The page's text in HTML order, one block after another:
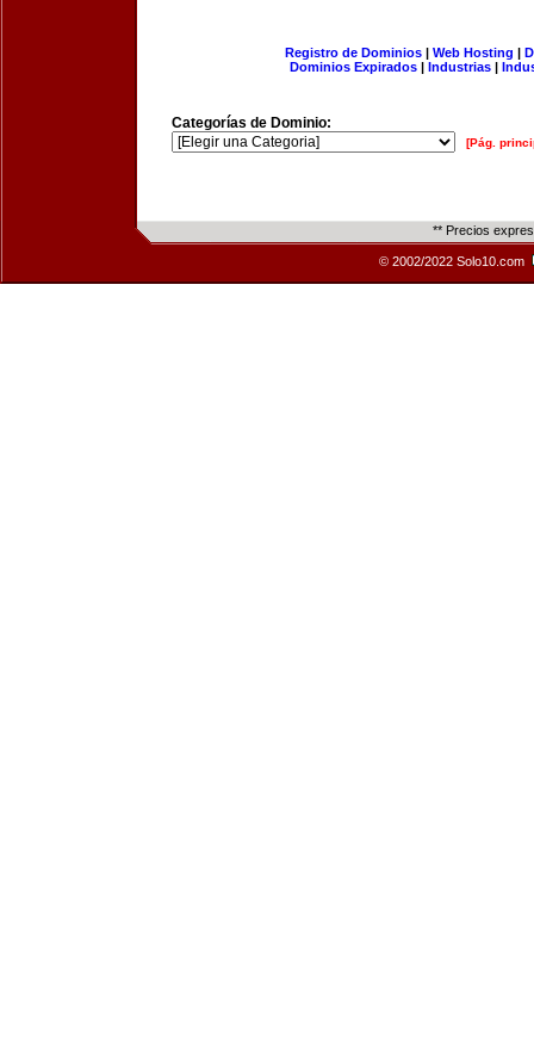
Registro de Dominios| Web Hosting |
Dominios Expirados | Industrias |
Categorías de Dominio:
[Pág.
** Precios
© 2002/2022 Solo10.com